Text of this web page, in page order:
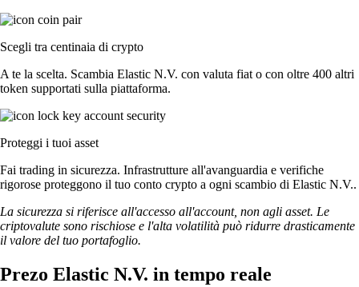
Scegli tra centinaia di crypto
A te la scelta. Scambia Elastic N.V. con valuta fiat o con oltre 400 altri
token supportati sulla piattaforma.
Proteggi i tuoi asset
Fai trading in sicurezza. Infrastrutture all'avanguardia e verifiche
rigorose proteggono il tuo conto crypto a ogni scambio di Elastic N.V..
La sicurezza si riferisce all'accesso all'account, non agli asset. Le
criptovalute sono rischiose e l'alta volatilità può ridurre drasticamente
il valore del tuo portafoglio.
Prezo Elastic N.V. in tempo reale